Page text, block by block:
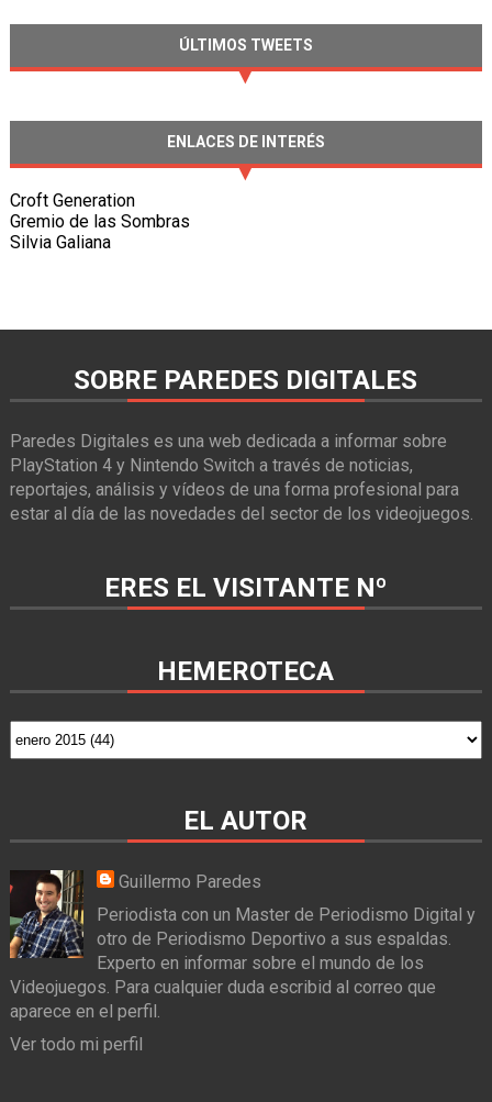
ÚLTIMOS TWEETS
ENLACES DE INTERÉS
Croft Generation
Gremio de las Sombras
Silvia Galiana
SOBRE PAREDES DIGITALES
Paredes Digitales es una web dedicada a informar sobre
PlayStation 4 y Nintendo Switch a través de noticias,
reportajes, análisis y vídeos de una forma profesional para
estar al día de las novedades del sector de los videojuegos.
ERES EL VISITANTE Nº
HEMEROTECA
EL AUTOR
Guillermo Paredes
Periodista con un Master de Periodismo Digital y
otro de Periodismo Deportivo a sus espaldas.
Experto en informar sobre el mundo de los
Videojuegos. Para cualquier duda escribid al correo que
aparece en el perfil.
Ver todo mi perfil